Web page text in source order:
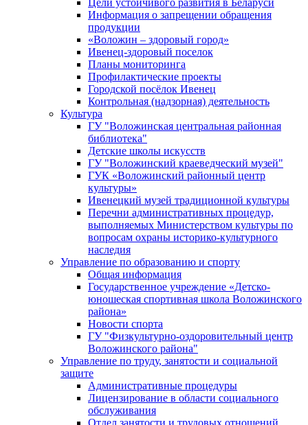
Информация о запрещении обращения
продукции
«Воложин – здоровый город»
Ивенец-здоровый поселок
Планы мониторинга
Профилактические проекты
Городской посёлок Ивенец
Контрольная (надзорная) деятельность
Культура
ГУ "Воложинская центральная районная
библиотека"
Детские школы искусств
ГУ "Воложинский краеведческий музей"
ГУК «Воложинский районный центр
культуры»
Ивенецкий музей традиционной культуры
Перечни административных процедур,
выполняемых Министерством культуры по
вопросам охраны историко-культурного
наследия
Управление по образованию и спорту
Общая информация
Государственное учреждение «Детско-
юношеская спортивная школа Воложинского
района»
Новости спорта
ГУ "Физкультурно-оздоровительный центр
Воложинского района"
Управление по труду, занятости и социальной
защите
Административные процедуры
Лицензирование в области социального
обслуживания
Отдел занятости и трудовых отношений